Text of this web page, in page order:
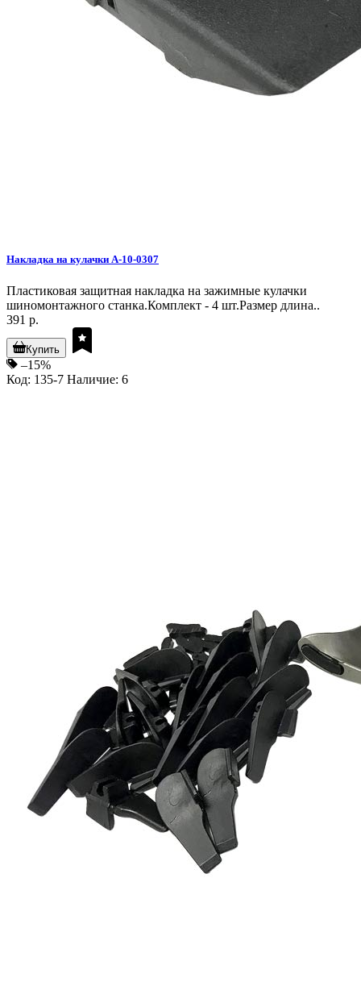
Накладка на кулачки A-10-0307
Пластиковая защитная накладка на зажимные кулачки
шиномонтажного станка.Комплект - 4 шт.Размер длина..
391 р.
Купить
–15%
Код: 135-7 Наличие: 6